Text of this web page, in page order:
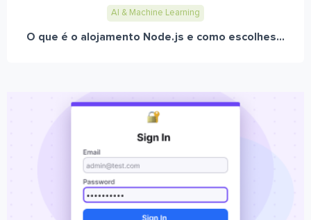
AI & Machine Learning
O que é o alojamento Node.js e como escolhes...